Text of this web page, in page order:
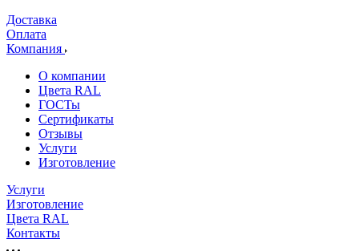
Доставка
Оплата
Компания
О компании
Цвета RAL
ГОСТы
Сертификаты
Отзывы
Услуги
Изготовление
Услуги
Изготовление
Цвета RAL
Контакты